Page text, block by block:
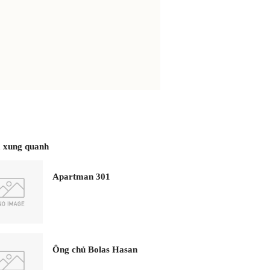
quanh
Apartman 301
Ông chủ Bolas Hasan